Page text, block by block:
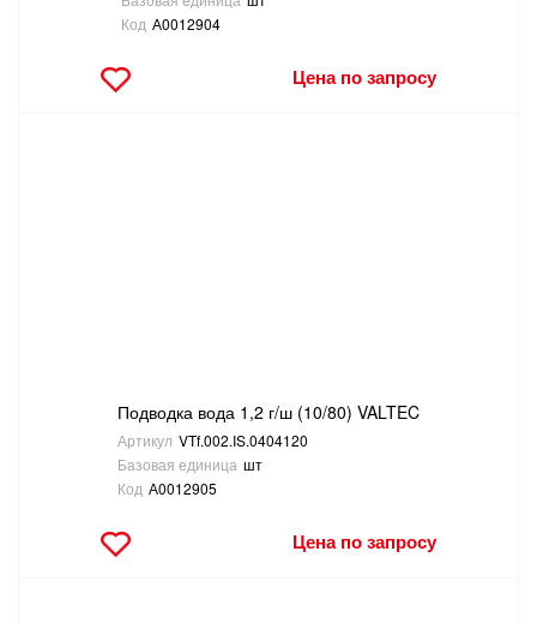
Код А0012904
Цена по запросу
Подводка вода 1,2 г/ш (10/80) VALTEC
Артикул VTf.002.IS.0404120
Базовая единица шт
Код А0012905
Цена по запросу